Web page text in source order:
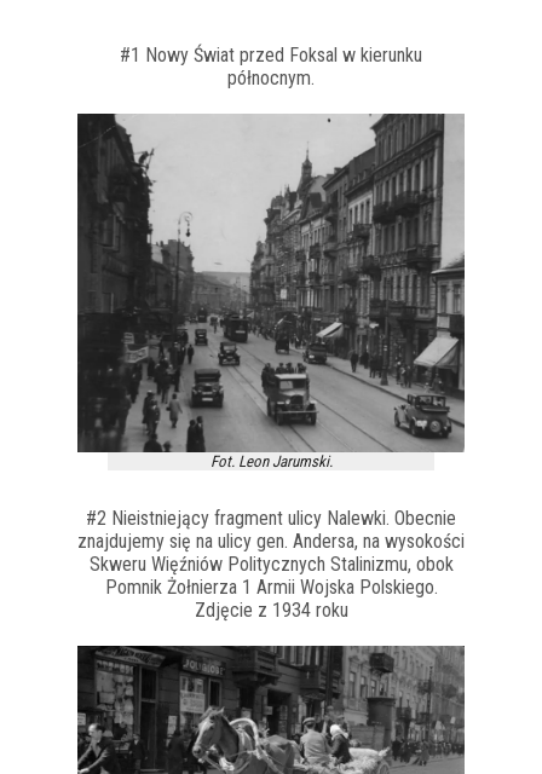
#1 Nowy Świat przed Foksal w kierunku
północnym.
Fot. Leon Jarumski.
#2 Nieistniejący fragment ulicy Nalewki. Obecnie
znajdujemy się na ulicy gen. Andersa, na wysokości
Skweru Więźniów Politycznych Stalinizmu, obok
Pomnik Żołnierza 1 Armii Wojska Polskiego.
Zdjęcie z 1934 roku